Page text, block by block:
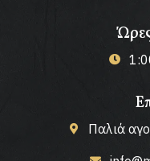
Παλιά